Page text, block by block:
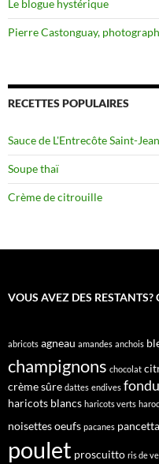
Le blogue hystérique
Pierre Castonguay,
RECETTES POPULAIRES
Sauce de L'Entrecôte Saint-Jean
Soupe thaï
Crème de citrouille
VOUS AVEZ DES
abricots agneau amandes anchois
champignons chocolat
crème sûre dattes endives
haricots blancs haricots verts
noisettesoeufs pacanes pancetta
poulet proscuitto ris de